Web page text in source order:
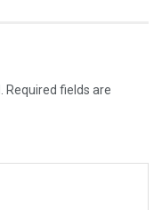
Required fields are